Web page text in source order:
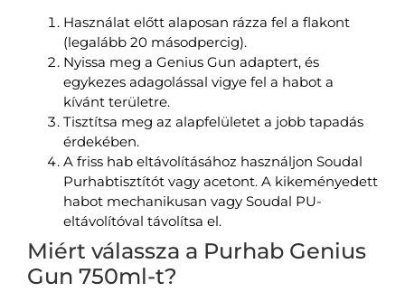
Használat előtt alaposan rázza fel a flakont
(legalább 20 másodpercig).
Nyissa meg a Genius Gun adaptert, és
egykezes adagolással vigye fel a habot a
kívánt területre.
Tisztítsa meg az alapfelületet a jobb tapadás
érdekében.
A friss hab eltávolításához használjon Soudal
Purhabtisztítót vagy acetont. A kikeményedett
habot mechanikusan vagy Soudal PU-
eltávolítóval távolítsa el.
Miért válassza a Purhab Genius
Gun 750ml-t?